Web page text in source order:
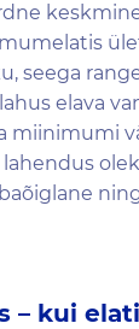
seega
elava
miinimumi
– kui